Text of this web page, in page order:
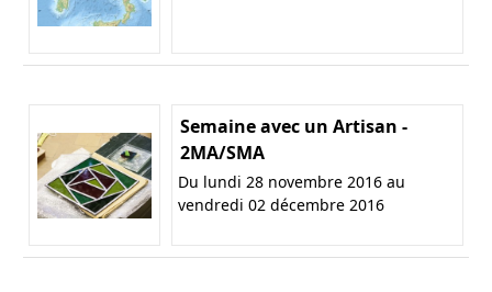
Semaine avec un Artisan -
2MA/SMA
Du lundi 28 novembre 2016 au
vendredi 02 décembre 2016